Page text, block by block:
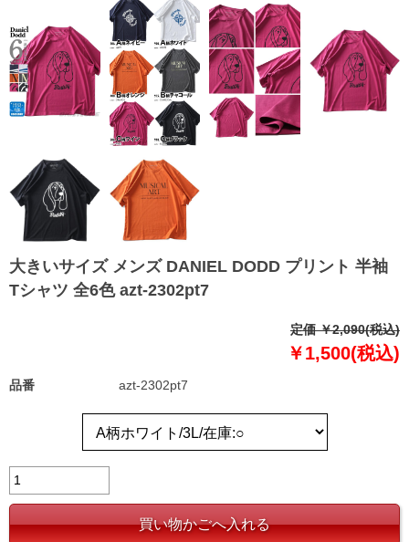
大きいサイズ メンズ DANIEL DODD プリント 半袖
Tシャツ 全6色 azt-2302pt7
定価 ￥2,090(税込)
￥1,500(税込)
品番 azt-2302pt7